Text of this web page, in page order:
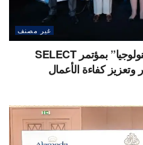
غير مصنف
جلسة “التحول الرقمي والتكنولوجيا” بمؤتمر SELECT